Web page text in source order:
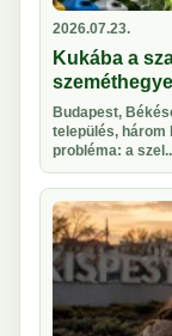
2026.07.23.
Kukába a
Budapest,
település, három
probléma: a